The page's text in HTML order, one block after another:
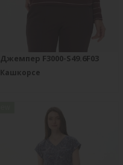
Джемпер F3000-S49.6F03
Кашкорсе